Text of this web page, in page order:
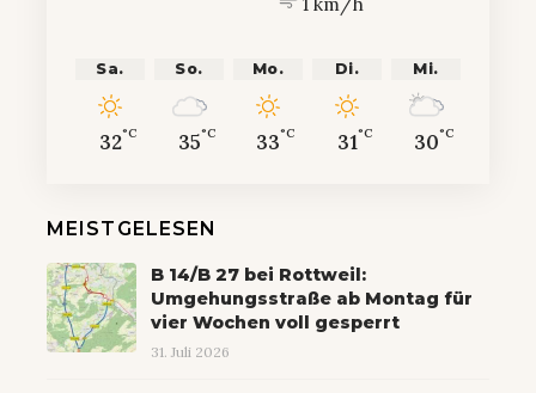
Sa.
32°C
So.
35°C
Mo.
33°C
Di.
31°C
Mi.
30°C
MEISTGELESEN
B 14/B 27 bei Rottweil:
Umgehungsstraße ab Montag für
vier Wochen voll gesperrt
31. Juli 2026